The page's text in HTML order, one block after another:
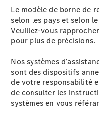
véhicules
Mercedes
Configurateur
et prix
essai
Gamme
Entreprise
Le modèle de borne de
selon les pays et selon
Veuillez-vous
pour plus de précisions.
Nos systèmes
sont des dispositifs
de votre responsabilité
de consulter les
systèmes en vous